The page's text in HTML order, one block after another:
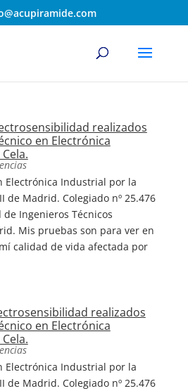
realizados
en Electrónica
Electrónica Industrial por la
de Madrid. Colegiado nº 25.476
Ingenieros Técnicos
Mis pruebas son para ver en
calidad de vida afectada por
realizados
en Electrónica
Electrónica Industrial por la
de Madrid. Colegiado nº 25.476